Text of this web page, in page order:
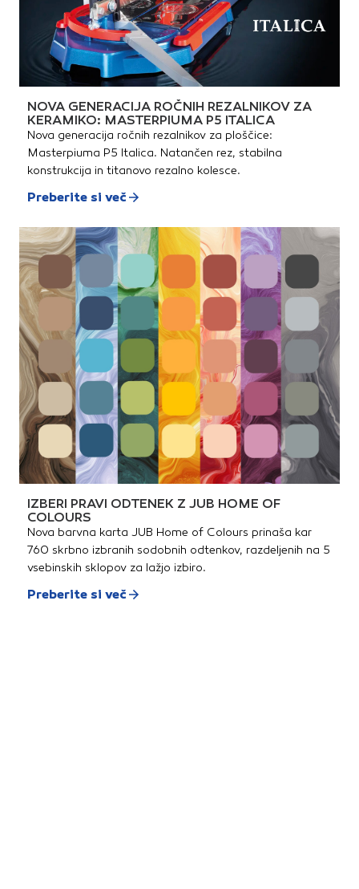
NOVA GENERACIJA ROČNIH REZALNIKOV ZA
KERAMIKO: MASTERPIUMA P5 ITALICA
Nova generacija ročnih rezalnikov za ploščice:
Masterpiuma P5 Italica. Natančen rez, stabilna
konstrukcija in titanovo rezalno kolesce.
Preberite si več
IZBERI PRAVI ODTENEK Z JUB HOME OF
COLOURS
Nova barvna karta JUB Home of Colours prinaša kar
760 skrbno izbranih sodobnih odtenkov, razdeljenih na 5
vsebinskih sklopov za lažjo izbiro.
Preberite si več